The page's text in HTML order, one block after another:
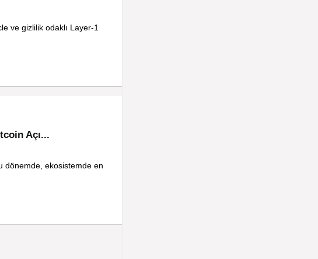
ve gizlilik odaklı Layer-1
Açı...
dönemde, ekosistemde en